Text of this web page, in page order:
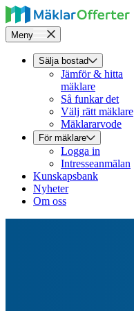
Meny
Sälja bostad
Jämför & hitta
mäklare
Så funkar det
Välj rätt mäklare
Mäklararvode
För mäklare
Logga in
Intresseanmälan
Kunskapsbank
Nyheter
Om oss